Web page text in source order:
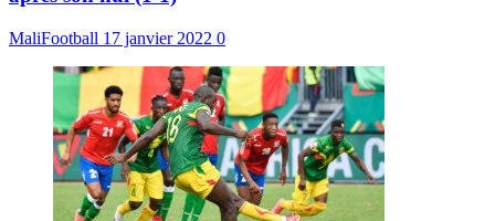
MaliFootball 17 janvier 2022 0